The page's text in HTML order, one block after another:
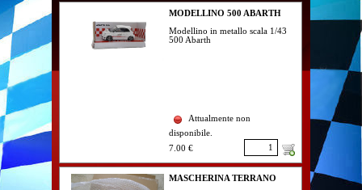
MODELLINO 500 ABARTH
Modellino in metallo scala 1/43
500 Abarth
Attualmente non
disponibile.
7.00 €
MASCHERINA TERRANO